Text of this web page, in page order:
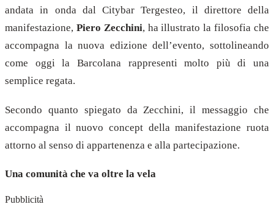
andata in onda dal Citybar Tergesteo, il direttore della
manifestazione, Piero Zecchini, ha illustrato la filosofia che
accompagna la nuova edizione dell’evento, sottolineando
come oggi la Barcolana rappresenti molto più di una
semplice regata.
Secondo quanto spiegato da Zecchini, il messaggio che
accompagna il nuovo concept della manifestazione ruota
attorno al senso di appartenenza e alla partecipazione.
Una comunità che va oltre la vela
Pubblicità